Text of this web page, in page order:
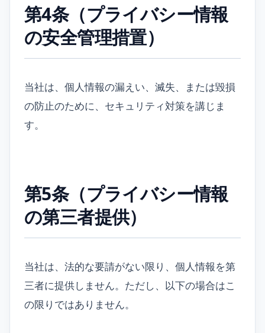
第4条（プライバシー情報
の安全管理措置）
当社は、個人情報の漏えい、滅失、または毀損
の防止のために、セキュリティ対策を講じま
す。
第5条（プライバシー情報
の第三者提供）
当社は、法的な要請がない限り、個人情報を第
三者に提供しません。ただし、以下の場合はこ
の限りではありません。